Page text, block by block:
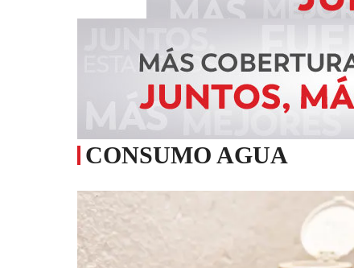
CONSUMO AGUA